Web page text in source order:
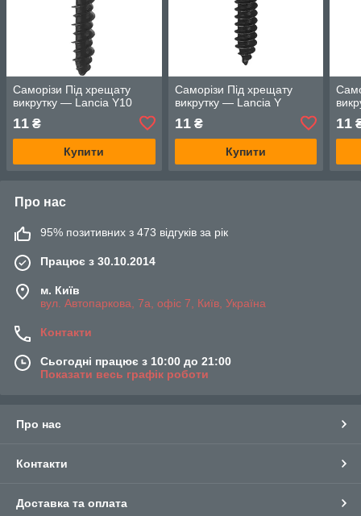
Саморізи Під хрещату
викрутку — Lancia Y10
11 ₴
Купити
Саморізи Під хрещату
викрутку — Lancia Y
11₴
Купити
11
Про нас
95% позитивних з 473 відгуків за рік
Працює з 30.10.2014
м. Київ
вул. Автопаркова, 7а, офіс 7, Київ, Україна
Контакти
Сьогодні працює з 10:00 до 21:00
Показати весь графік роботи
Про нас
Контакти
Доставка та оплата